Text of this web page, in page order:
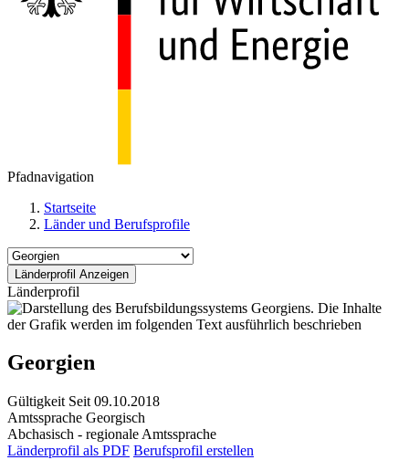
Pfadnavigation
Startseite
Länder und Berufsprofile
Länderprofil
Georgien
Gültigkeit Seit 09.10.2018
Amtssprache Georgisch
Abchasisch - regionale Amtssprache
Länderprofil als PDF Berufsprofil erstellen